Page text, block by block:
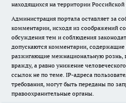
находящихся на территории
Администрация портала оставляет за
комментарии, исходя из соображений
обсуждения тем и соблюдения
допускаются комментарии, содержащие
разжигающие межнациональную рознь,
вражду, а равно унижение
ссылок не по теме. IP-адреса
требования, могут быть переданы по
правоохранительные органы.